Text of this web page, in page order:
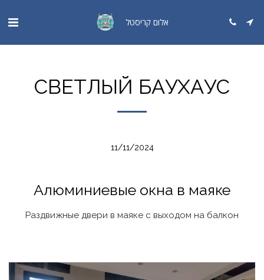
אלום קריסטל
СВЕТЛЫЙ БАУХАУС
11/11/2024
Алюминиевые окна в маяке
Раздвижные двери в маяке с выходом на балкон